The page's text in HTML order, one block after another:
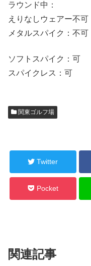
ラウンド中：
えりなしウェアー不可
メタルスパイク：不可
ソフトスパイク：可
スパイクレス：可
関東ゴルフ場
Twitter
Pocket
関連記事